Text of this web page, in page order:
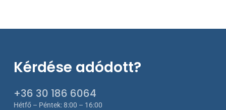
Kérdése adódott?
+36 30 186 6064
Hétfő – Péntek: 8:00 – 16:00